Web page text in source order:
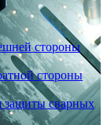
стороны
стороны
защиты сварных